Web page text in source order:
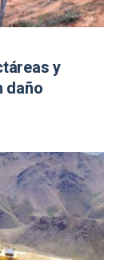
y
daño